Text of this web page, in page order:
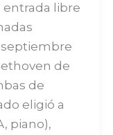
entrada libre
septiembre
de
de
eligió a
piano),